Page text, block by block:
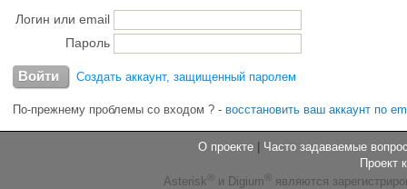
Логин или email
Пароль
Создать аккаунт, защищенный паролем
По-прежнему проблемы со входом ? - восстановить ваш аккаунт по
О проекте | Часто задаваемые
Проект
Asterisk ® и Digium ® являются